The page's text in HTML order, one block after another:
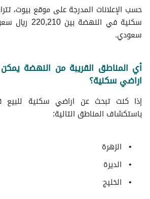
حسب الإعلانات المدرجة على موقع بيوت،
سعودي.
أي المناطق القريبة من النهضة
اراضي سكنية؟
إذا كنت تبحث عن اراضي سكنية للبيع
باستكشاف المناطق التالية:
الزهرة
الديرة
الخليج